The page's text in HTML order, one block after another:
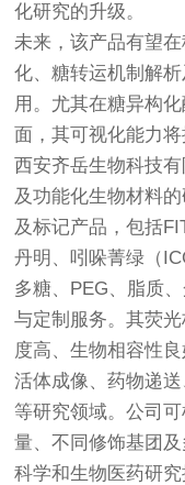
化研究的升级。
未来，该产品有望
化、糖转运机制解
用。尤其在糖异构
面，其可视化能力将
西安齐岳生物科技
及功能化生物材料
及标记产品，包括
丹明、吲哚菁绿（
多糖、PEG、脂质
与定制服务。其荧
度高、生物相容性
活体成像、药物递
等研究领域。公司
量、不同修饰基团
科学和生物医药研究